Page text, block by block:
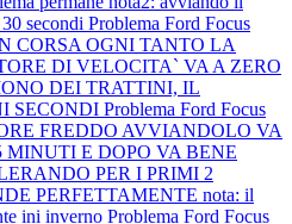
secondi Problema Ford Focus
CORSA OGNI TANTO LA
DI VELOCITA` VA A ZERO
DEI TRATTINI, IL
SECONDI Problema Ford Focus
FREDDO AVVIANDOLO VA
MINUTI E DOPO VA BENE
PER I PRIMI 2
PERFETTAMENTE nota: il
ini inverno Problema Ford Focus